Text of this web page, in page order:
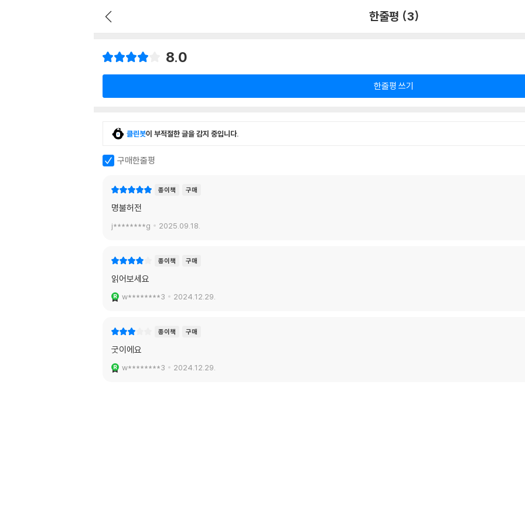
한줄평 (3)
8.0
한줄평 쓰기
클린봇이 부적절한 글을 감지 중입니다.
구매한줄평
종이책 구매
명불허전
j********g 2025.09.18.
종이책 구매
읽어보세요
w********3 2024.12.29.
종이책 구매
굿이에요
w********3 2024.12.29.